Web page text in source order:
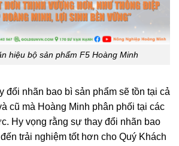
hiệu bộ sản phẩm F5 Hoàng Minh
đổi nhãn bao bì sản phẩm sẽ tồn tại cả
cũ mà Hoàng Minh phân phối tại các
Hy vọng rằng sự thay đổi nhãn bao
trải nghiệm tốt hơn cho Quý Khách